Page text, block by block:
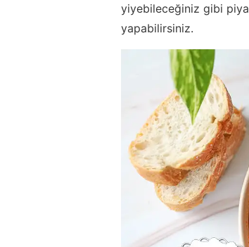
yiyebileceğiniz gibi
yapabilirsiniz.